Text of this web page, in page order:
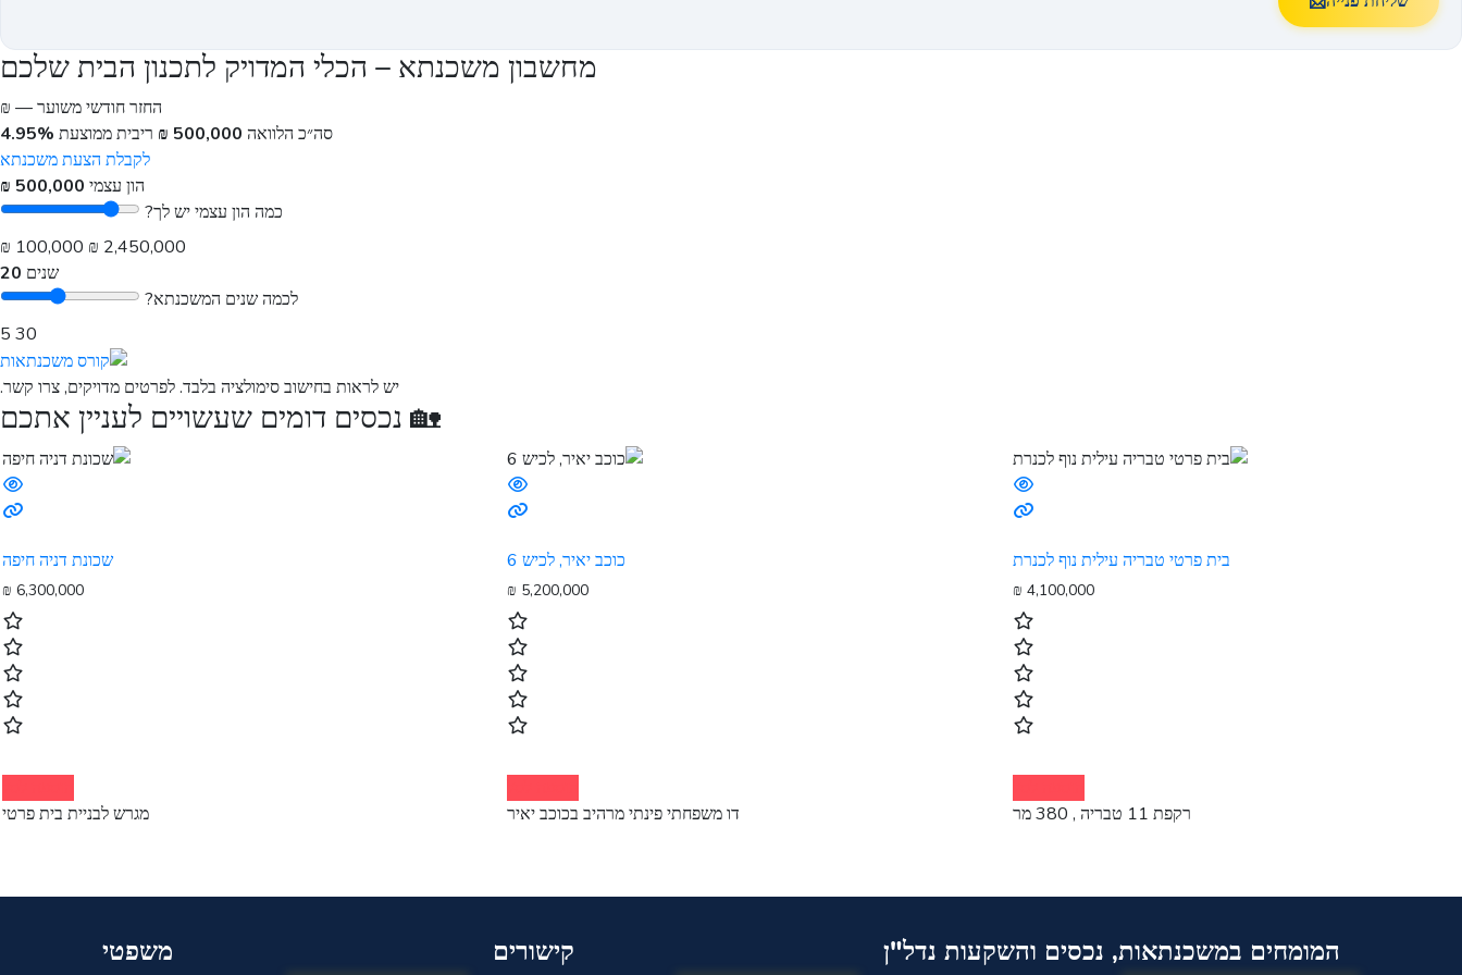
מחשבון משכנתא – הכלי המדויק לתכנון הבית שלכם
החזר חודשי משוער— ₪
סה״כ הלוואה 500,000 ₪ ריבית ממוצעת 4.95%
לקבלת הצעת משכנתא
הון עצמי 500,000 ₪
כמה הון עצמי יש לך?
2,450,000 ₪
100,000 ₪
שנים 20
לכמה שנים המשכנתא?
30
5
יש לראות בחישוב סימולציה בלבד. לפרטים מדויקים, צרו קשר.
🏡 נכסים דומים שעשויים לעניין אתכם
בית פרטי טבריה עילית נוף לכנרת
₪ 4,100,000
רקפת 11 טבריה , 380 מר
כוכב יאיר, לכיש 6
₪ 5,200,000
דו משפחתי פינתי מרהיב בכוכב יאיר
שכונת דניה חיפה
₪ 6,300,000
מגרש לבניית בית פרטי
המומחים במשכנתאות, נכסים והשקעות נדל"ן קישורים משפטי